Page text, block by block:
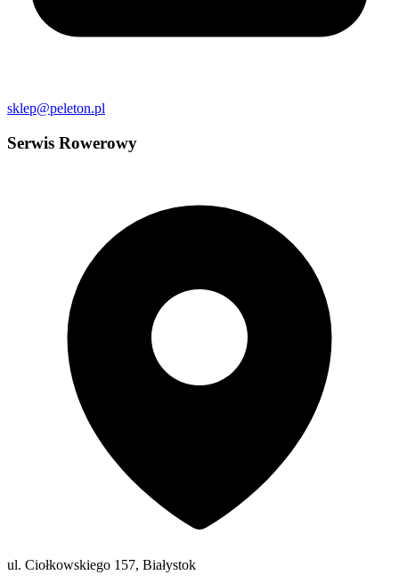
sklep@peleton.pl
Serwis Rowerowy
ul. Ciołkowskiego 157, Białystok